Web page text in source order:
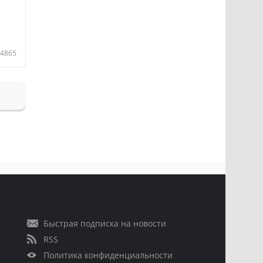
4865
Быстрая подписка на новости
RSS
Политика конфиденциальности